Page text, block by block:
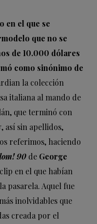
en el que se
que no se
de 10.000 dólares
como sinónimo de
la colección
italiana al mando de
que terminó con
, así sin apellidos,
referimos, haciendo
90 de George
en el que habían
pasarela. Aquel fue
inolvidables que
creada por el